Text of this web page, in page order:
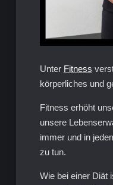
Unter Fitness
körperliches und
Fitness erhöht
unsere
immer und in
zu tun.
Wie bei einer Diät